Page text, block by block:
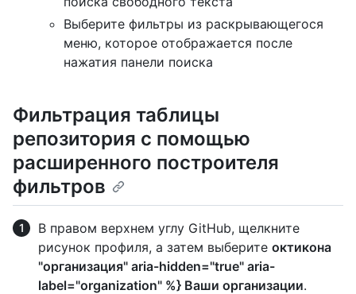
Выберите фильтры из раскрывающегося
меню, которое отображается после
нажатия панели поиска
Фильтрация таблицы
репозитория с помощью
расширенного построителя
фильтров
В правом верхнем углу GitHub, щелкните
рисунок профиля, а затем выберите октикона
"организация" aria-hidden="true" aria-
label="organization" %} Ваши организации.